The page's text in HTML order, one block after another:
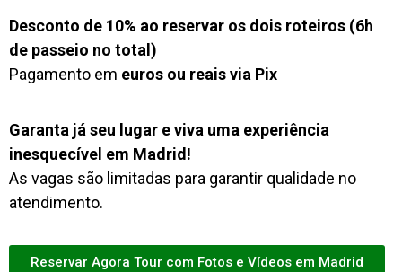
Desconto de 10% ao reservar os dois roteiros (6h
de passeio no total)
Pagamento em euros ou reais via Pix
Garanta já seu lugar e viva uma experiência
inesquecível em Madrid!
As vagas são limitadas para garantir qualidade no
atendimento.
Reservar Agora Tour com Fotos e Vídeos em Madrid